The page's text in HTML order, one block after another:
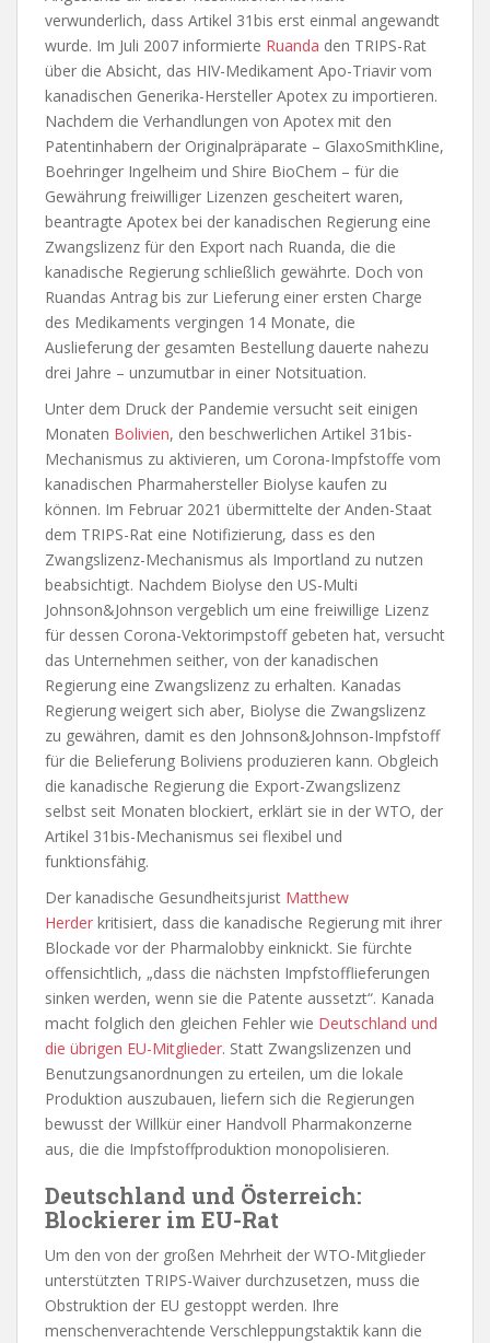
verwunderlich, dass Artikel 31bis erst einmal angewandt
wurde. Im Juli 2007 informierte Ruanda den TRIPS-Rat
über die Absicht, das HIV-Medikament Apo-Triavir vom
kanadischen Generika-Hersteller Apotex zu importieren.
Nachdem die Verhandlungen von Apotex mit den
Patentinhabern der Originalpräparate – GlaxoSmithKline,
Boehringer Ingelheim und Shire BioChem – für die
Gewährung freiwilliger Lizenzen gescheitert waren,
beantragte Apotex bei der kanadischen Regierung eine
Zwangslizenz für den Export nach Ruanda, die die
kanadische Regierung schließlich gewährte. Doch von
Ruandas Antrag bis zur Lieferung einer ersten Charge
des Medikaments vergingen 14 Monate, die
Auslieferung der gesamten Bestellung dauerte nahezu
drei Jahre – unzumutbar in einer Notsituation.
Unter dem Druck der Pandemie versucht seit einigen
Monaten Bolivien, den beschwerlichen Artikel 31bis-
Mechanismus zu aktivieren, um Corona-Impfstoffe vom
kanadischen Pharmahersteller Biolyse kaufen zu
können. Im Februar 2021 übermittelte der Anden-Staat
dem TRIPS-Rat eine Notifizierung, dass es den
Zwangslizenz-Mechanismus als Importland zu nutzen
beabsichtigt. Nachdem Biolyse den US-Multi
Johnson&Johnson vergeblich um eine freiwillige Lizenz
für dessen Corona-Vektorimpstoff gebeten hat, versucht
das Unternehmen seither, von der kanadischen
Regierung eine Zwangslizenz zu erhalten. Kanadas
Regierung weigert sich aber, Biolyse die Zwangslizenz
zu gewähren, damit es den Johnson&Johnson-Impfstoff
für die Belieferung Boliviens produzieren kann. Obgleich
die kanadische Regierung die Export-Zwangslizenz
selbst seit Monaten blockiert, erklärt sie in der WTO, der
Artikel 31bis-Mechanismus sei flexibel und
funktionsfähig.
Der kanadische Gesundheitsjurist Matthew
Herder kritisiert, dass die kanadische Regierung mit ihrer
Blockade vor der Pharmalobby einknickt. Sie fürchte
offensichtlich, „dass die nächsten Impfstofflieferungen
sinken werden, wenn sie die Patente aussetzt“. Kanada
macht folglich den gleichen Fehler wie Deutschland und
die übrigen EU-Mitglieder. Statt Zwangslizenzen und
Benutzungsanordnungen zu erteilen, um die lokale
Produktion auszubauen, liefern sich die Regierungen
bewusst der Willkür einer Handvoll Pharmakonzerne
aus, die die Impfstoffproduktion monopolisieren.
Deutschland und Österreich:
Blockierer im EU-Rat
Um den von der großen Mehrheit der WTO-Mitglieder
unterstützten TRIPS-Waiver durchzusetzen, muss die
Obstruktion der EU gestoppt werden. Ihre
menschenverachtende Verschleppungstaktik kann die